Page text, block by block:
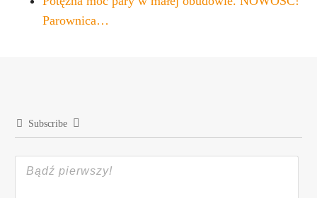
Parownica…
Subscribe